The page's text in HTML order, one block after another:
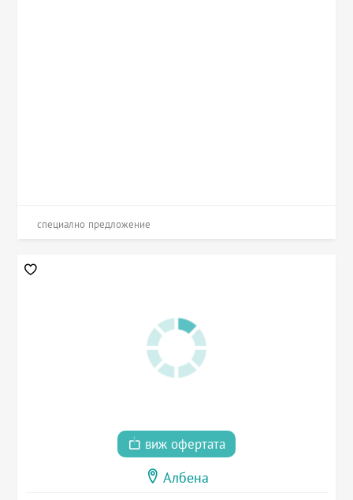
специално предложение
виж офертата
Албена